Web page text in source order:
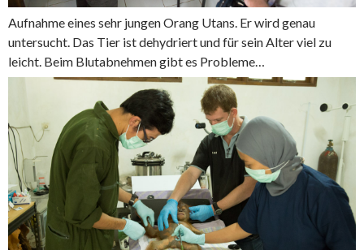
Aufnahme eines sehr jungen Orang Utans. Er wird genau
untersucht. Das Tier ist dehydriert und für sein Alter viel zu
leicht. Beim Blutabnehmen gibt es Probleme…